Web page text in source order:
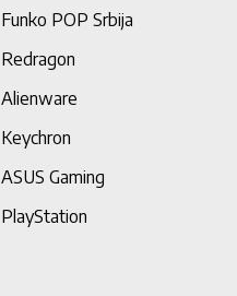
Funko POP Srbija
Redragon
Alienware
Keychron
ASUS Gaming
PlayStation